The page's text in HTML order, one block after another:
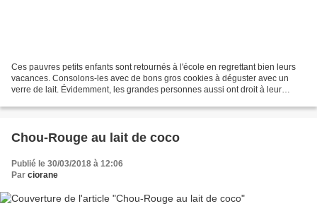
Ces pauvres petits enfants sont retournés à l'école en regrettant bien leurs
vacances. Consolons-les avec de bons gros cookies à déguster avec un
verre de lait. Évidemment, les grandes personnes aussi ont droit à leur
Chou-Rouge au lait de coco
Publié le 30/03/2018 à 12:06
Par ciorane